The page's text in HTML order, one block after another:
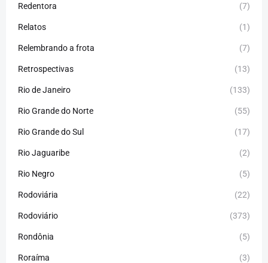
Redentora (7)
Relatos (1)
Relembrando a frota (7)
Retrospectivas (13)
Rio de Janeiro (133)
Rio Grande do Norte (55)
Rio Grande do Sul (17)
Rio Jaguaribe (2)
Rio Negro (5)
Rodoviária (22)
Rodoviário (373)
Rondônia (5)
Roraíma (3)